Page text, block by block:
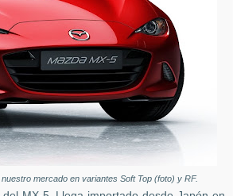
mercado en variantes Soft Top (foto) y RF.